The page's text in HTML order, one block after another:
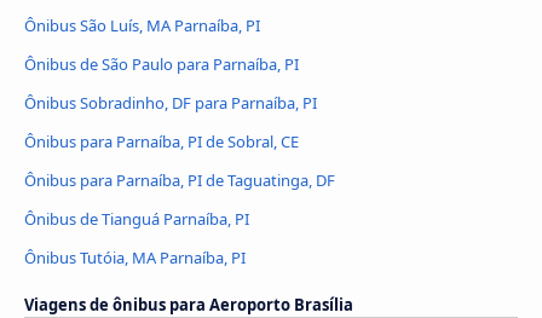
Ônibus São Luís, MA Parnaíba, PI
Ônibus de São Paulo para Parnaíba, PI
Ônibus Sobradinho, DF para Parnaíba, PI
Ônibus para Parnaíba, PI de Sobral, CE
Ônibus para Parnaíba, PI de Taguatinga, DF
Ônibus de Tianguá Parnaíba, PI
Ônibus Tutóia, MA Parnaíba, PI
Viagens de ônibus para Aeroporto Brasília